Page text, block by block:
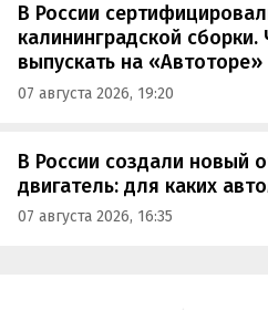
В России
калининградской сборки.
выпускать на «Автоторе»
07 августа 2026, 19:20
В России создали новый
двигатель: для каких
07 августа 2026, 16:35